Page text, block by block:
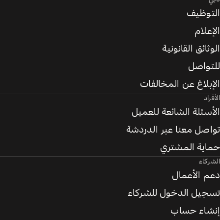
التوظيف
الإعلام
الوثائق القانونية
للتواصل
الإبلاغ عن المخالفات
الأفراد
الأسئلة الشائعة للعميل
تواصل معنا عبر الدردشة
حماية المشتري
الشركاء
دعم الأعمال
تسجيل الدخول للشركاء
إنشاء حساب